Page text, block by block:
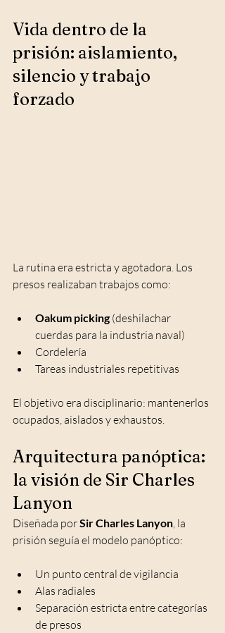
Vida dentro de la
prisión: aislamiento,
silencio y trabajo
forzado
La rutina era estricta y agotadora. Los
presos realizaban trabajos como:
Oakum picking (deshilachar
cuerdas para la industria naval)
Cordelería
Tareas industriales repetitivas
El objetivo era disciplinario: mantenerlos
ocupados, aislados y exhaustos.
Arquitectura panóptica:
la visión de Sir Charles
Lanyon
Diseñada por Sir Charles Lanyon , la
prisión seguía el modelo panóptico:
Un punto central de vigilancia
Alas radiales
Separación estricta entre categorías
de presos